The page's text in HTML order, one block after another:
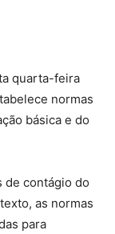
quarta-feira
normas
básica e do
de contágio do
as normas
para